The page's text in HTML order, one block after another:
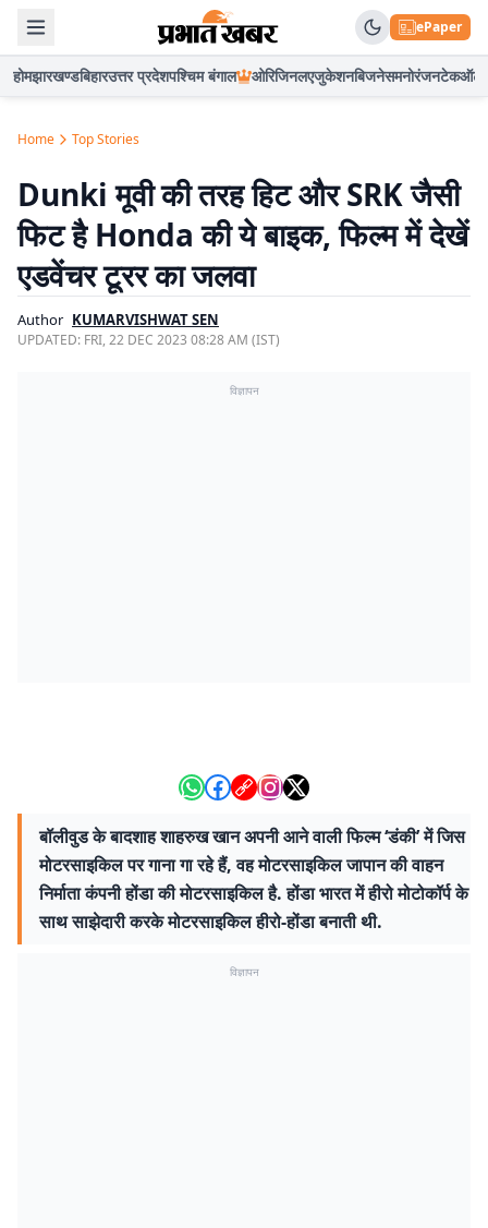
ePaper
होमझारखण्डबिहारउत्तर प्रदेशपश्चिम बंगाल ओरिजिनलएजुकेशनबिजनेसमनोरंजनटेकऑटो
Home Top Stories
Dunki मूवी की तरह हिट और SRK जैसी
फिट है Honda की ये बाइक, फिल्म में देखें
एडवेंचर टूरर का जलवा
Author KUMARVISHWAT SEN
UPDATED: FRI, 22 DEC 2023 08:28 AM (IST)
विज्ञापन
बॉलीवुड के बादशाह शाहरुख खान अपनी आने वाली फिल्म ‘डंकी’ में जिस
मोटरसाइकिल पर गाना गा रहे हैं, वह मोटरसाइकिल जापान की वाहन
निर्माता कंपनी होंडा की मोटरसाइकिल है. होंडा भारत में हीरो मोटोकॉर्प के
साथ साझेदारी करके मोटरसाइकिल हीरो-होंडा बनाती थी.
विज्ञापन